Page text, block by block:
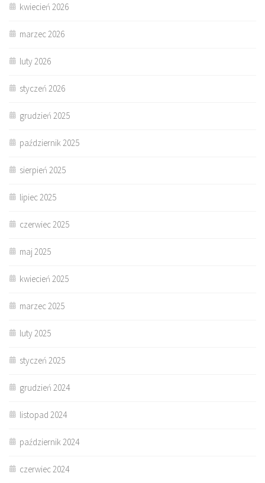
kwiecień 2026
marzec 2026
luty 2026
styczeń 2026
grudzień 2025
październik 2025
sierpień 2025
lipiec 2025
czerwiec 2025
maj 2025
kwiecień 2025
marzec 2025
luty 2025
styczeń 2025
grudzień 2024
listopad 2024
październik 2024
czerwiec 2024